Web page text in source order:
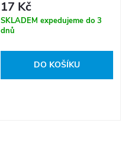
17 Kč
SKLADEM expedujeme do 3
dnů
DO KOŠÍKU